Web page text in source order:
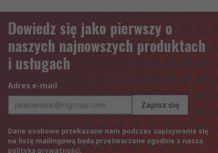
Dowiedz się jako pierwszy o
naszych najnowszych produktach
i usługach
Adres e-mail
Zapisz się
Dane osobowe przekazane nam podczas zapisywania się
na listę mailingową będą przetwarzane zgodnie z naszą
polityką prywatności.